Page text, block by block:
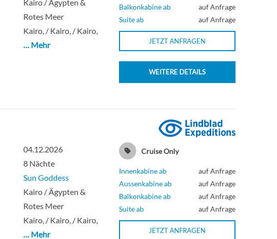
Kairo / Ägypten &
Rotes Meer
Kairo, / Kairo, / Kairo,
… Mehr
Balkonkabine ab
auf Anfrage
Suite ab
auf Anfrage
JETZT ANFRAGEN
WEITERE DETAILS
04.12.2026
8 Nächte
Sun Goddess
Kairo / Ägypten &
Rotes Meer
Kairo, / Kairo, / Kairo,
… Mehr
Cruise Only
Innenkabine ab
auf Anfrage
Aussenkabine ab
auf Anfrage
Balkonkabine ab
auf Anfrage
Suite ab
auf Anfrage
JETZT ANFRAGEN